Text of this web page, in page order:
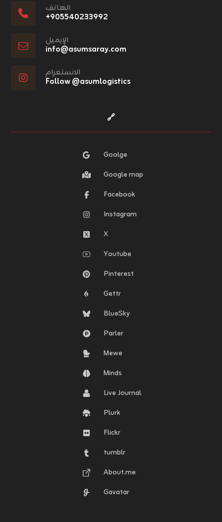
الهاتف
+٩٠٥٥٤٠٢٣٣٩٩٢
الإيميل
info@asumsaray.com
الانستغرام
Follow @asumlogistics
🔗
Goolge
Google map
Facebook
Instagram
X
Youtube
Pinterest
Gettr
BlueSky
Parler
Mewe
Minds
Live Journal
Plurk
Flickr
tumblr
About.me
Gavatar